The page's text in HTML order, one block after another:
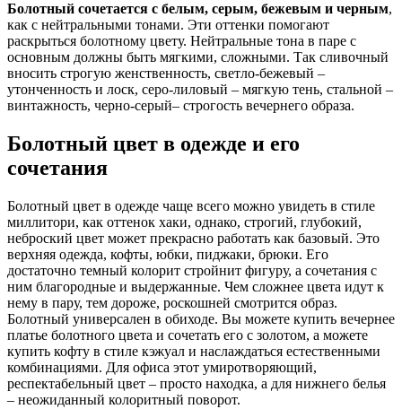
Болотный сочетается с белым, серым, бежевым и черным,
как с нейтральными тонами. Эти оттенки помогают
раскрыться болотному цвету. Нейтральные тона в паре с
основным должны быть мягкими, сложными. Так сливочный
вносить строгую женственность, светло-бежевый –
утонченность и лоск, серо-лиловый – мягкую тень, стальной –
винтажность, черно-серый– строгость вечернего образа.
Болотный цвет в одежде и его
сочетания
Болотный цвет в одежде чаще всего можно увидеть в стиле
миллитори, как оттенок хаки, однако, строгий, глубокий,
неброский цвет может прекрасно работать как базовый. Это
верхняя одежда, кофты, юбки, пиджаки, брюки. Его
достаточно темный колорит стройнит фигуру, а сочетания с
ним благородные и выдержанные. Чем сложнее цвета идут к
нему в пару, тем дороже, роскошней смотрится образ.
Болотный универсален в обиходе. Вы можете купить вечернее
платье болотного цвета и сочетать его с золотом, а можете
купить кофту в стиле кэжуал и наслаждаться естественными
комбинациями. Для офиса этот умиротворяющий,
респектабельный цвет – просто находка, а для нижнего белья
– неожиданный колоритный поворот.